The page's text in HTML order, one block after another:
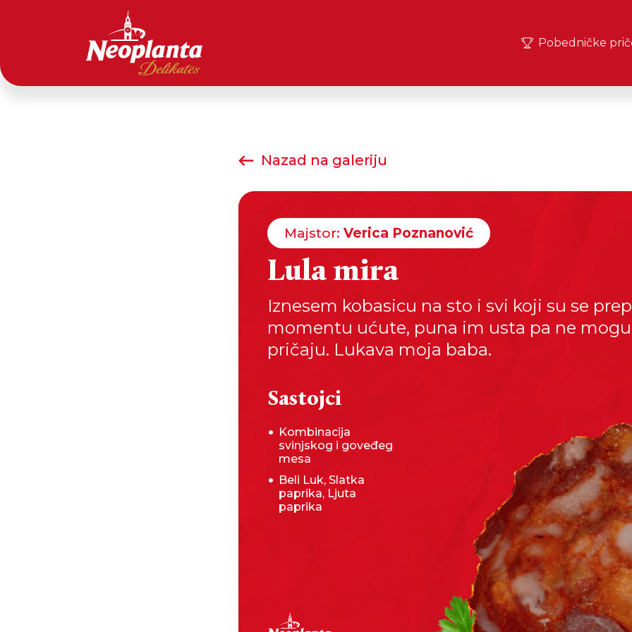
Pobedničke
Nazad na galeriju
Majstor: Verica Poznanović
Lula mira
Iznesem kobasicu na sto i svi koji su se
momentu ućute, puna im usta pa ne
pričaju. Lukava moja baba.
Sastojci
Kombinacija
svinjskog i goveđeg
mesa
Beli Luk, Slatka
paprika, Ljuta
paprika